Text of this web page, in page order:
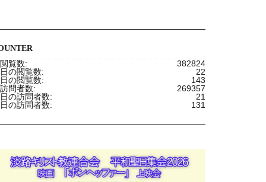
382824
覧数:
22
の閲覧数:
143
の閲覧数:
269357
問者数:
21
の訪問者数:
131
の訪問者数: